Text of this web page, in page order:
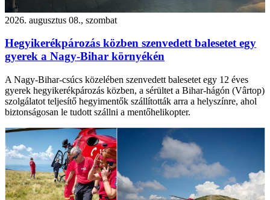
2026. augusztus 08., szombat
Hegyikerékpározás közben szenvedett balesetet egy
gyerek a Nagy-Bihar környékén
A Nagy-Bihar-csúcs közelében szenvedett balesetet egy 12 éves
gyerek hegyikerékpározás közben, a sérültet a Bihar-hágón (Vârtop)
szolgálatot teljesítő hegyimentők szállították arra a helyszínre, ahol
biztonságosan le tudott szállni a mentőhelikopter.